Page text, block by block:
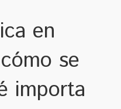
en
se
importa